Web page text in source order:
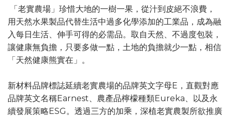
「老實農場」珍惜大地的一樹一果，從汁到皮絕不浪費，
用天然水果製品代替生活中過多化學添加的工業品，成為融
入每日生活、伸手可得的必需品。取自天然、不過度包裝，
讓健康無負擔，只要多做一點，土地的負擔就少一點，相信
「天然健康熊實在」。
新材料品牌標誌延續老實農場的品牌英文字母E，直觀對應
品牌英文名稱Earnest、農產品檸檬種類Eureka、以及永
續發展策略ESG。透過三方的加乘，深植老實農製所欲推廣